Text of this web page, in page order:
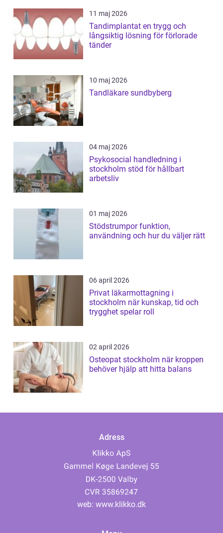
11 maj 2026
Tandimplantat en trygg och
långsiktig lösning för förlorade
tänder
10 maj 2026
Tandläkare sundbyberg
04 maj 2026
Psykosocial handledning i
stockholm stöd för hållbart
arbetsliv
01 maj 2026
Stödstrumpor funktion,
användning och hur du väljer rätt
06 april 2026
Privat läkarmottagning i
stockholm när kunskap, tid och
trygghet spelar roll
02 april 2026
Osteopat stockholm när kroppen
behöver hjälp att hitta balans
Adress
web: www.klikko.dk